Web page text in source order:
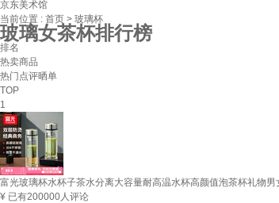
京东美术馆
当前位置 : 首页 > 玻璃杯
玻璃女茶杯排行榜
排名
热卖商品
热门点评晒单
TOP
1
富光玻璃杯水杯子茶水分离大容量耐高温水杯高颜值泡茶杯礼物男
¥ 已有200000人评论